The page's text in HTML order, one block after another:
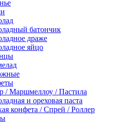
батончик
драже
яйцо
/ Маршмеллоу / Пастила
и ореховая паста
конфета / Спрей / Роллер